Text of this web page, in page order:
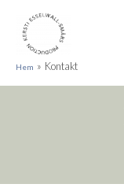
Hem Kontakt